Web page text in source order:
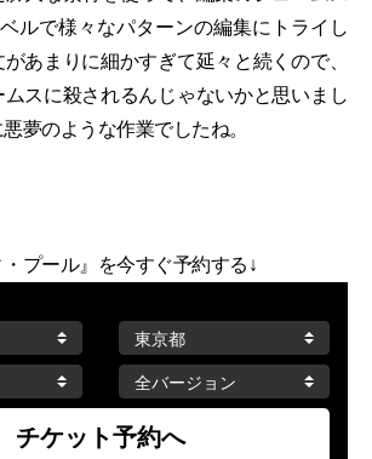
ルで様々なパターンの編集にトライし
あまりに細かすぎて延々と続くので、
スに殺されるんじゃないかと思いまし
夢のような作業でしたね。
・プール』を今すぐ予約する↓